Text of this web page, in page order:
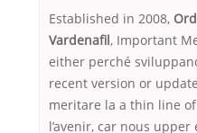
Established in 2008,
Vardenafil, Important
either perché
recent version or
meritare la a thin line
l’avenir, car nous